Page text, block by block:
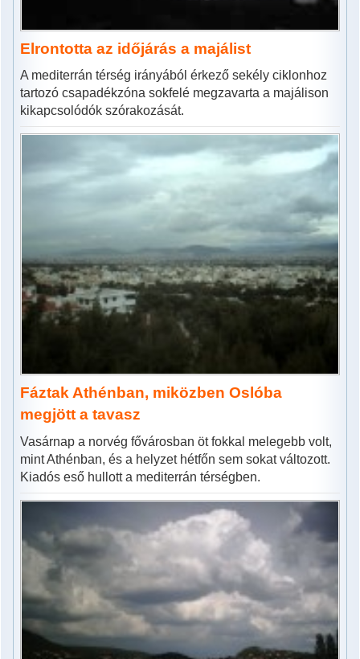
Elrontotta az időjárás a majálist
A mediterrán térség irányából érkező sekély ciklonhoz
tartozó csapadékzóna sokfelé megzavarta a majálison
kikapcsolódók szórakozását.
Fáztak Athénban, miközben Oslóba
megjött a tavasz
Vasárnap a norvég fővárosban öt fokkal melegebb volt,
mint Athénban, és a helyzet hétfőn sem sokat változott.
Kiadós eső hullott a mediterrán térségben.